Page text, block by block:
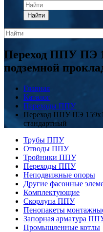
Найти
Переход ППУ ПЭ
подземной
Главная
Каталог
Переходы ППУ
Переход ППУ ПЭ
стандартный
Трубы ППУ
Отводы ППУ
Тройники ППУ
Переходы ППУ
Неподвижные опоры
Другие фасонные
Комплектующие
Скорлупа ППУ
Пенопакеты
Запорная арматура
Промышленные котлы